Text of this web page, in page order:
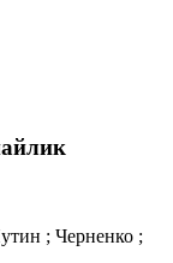
; Черненко ;